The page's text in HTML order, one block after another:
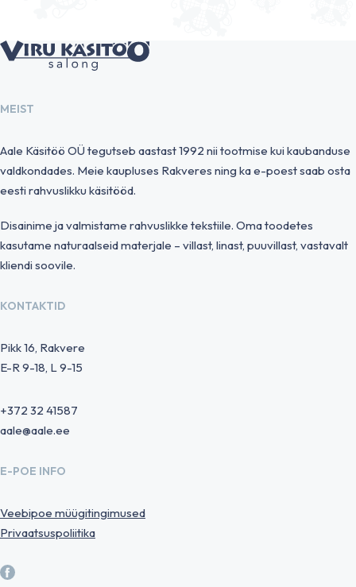
MEIST
Aale Käsitöö OÜ tegutseb aastast 1992 nii tootmise kui kaubanduse
valdkondades. Meie kaupluses Rakveres ning ka e-poest saab osta
eesti rahvuslikku käsitööd.
Disainime ja valmistame rahvuslikke tekstiile. Oma toodetes
kasutame naturaalseid materjale – villast, linast, puuvillast, vastavalt
kliendi soovile.
KONTAKTID
Pikk 16, Rakvere
E-R 9-18, L 9-15
+372 32 41587
aale@aale.ee
E-POE INFO
Veebipoe müügitingimused
Privaatsuspoliitika